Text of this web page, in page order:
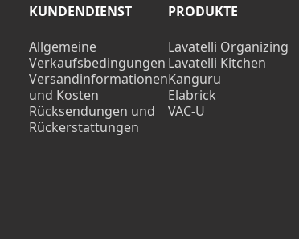
KUNDENDIENST
Allgemeine
Verkaufsbedingungen
Versandinformationen
und Kosten
Rücksendungen und
Rückerstattungen
PRODUKTE
Lavatelli Organizing
Lavatelli Kitchen
Kanguru
Elabrick
VAC-U